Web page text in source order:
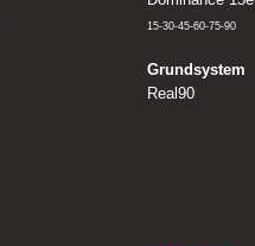
15-30-45-60-75-90
Grundsystem
Real90